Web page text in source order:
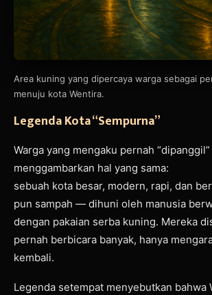
Area kuning yang dipercaya warga sebagai
menuju kota Wentira.
Legenda Kota “Sempurna”
Warga yang mengaku pernah
menggambarkan hal yang sama:
sebuah kota besar, modern, rapi, dan
pun sampah — dihuni oleh manusia
dengan pakaian serba kuning. Mereka
pernah berbicara banyak, hanya
kembali.
Legenda setempat menyebutkan bahwa